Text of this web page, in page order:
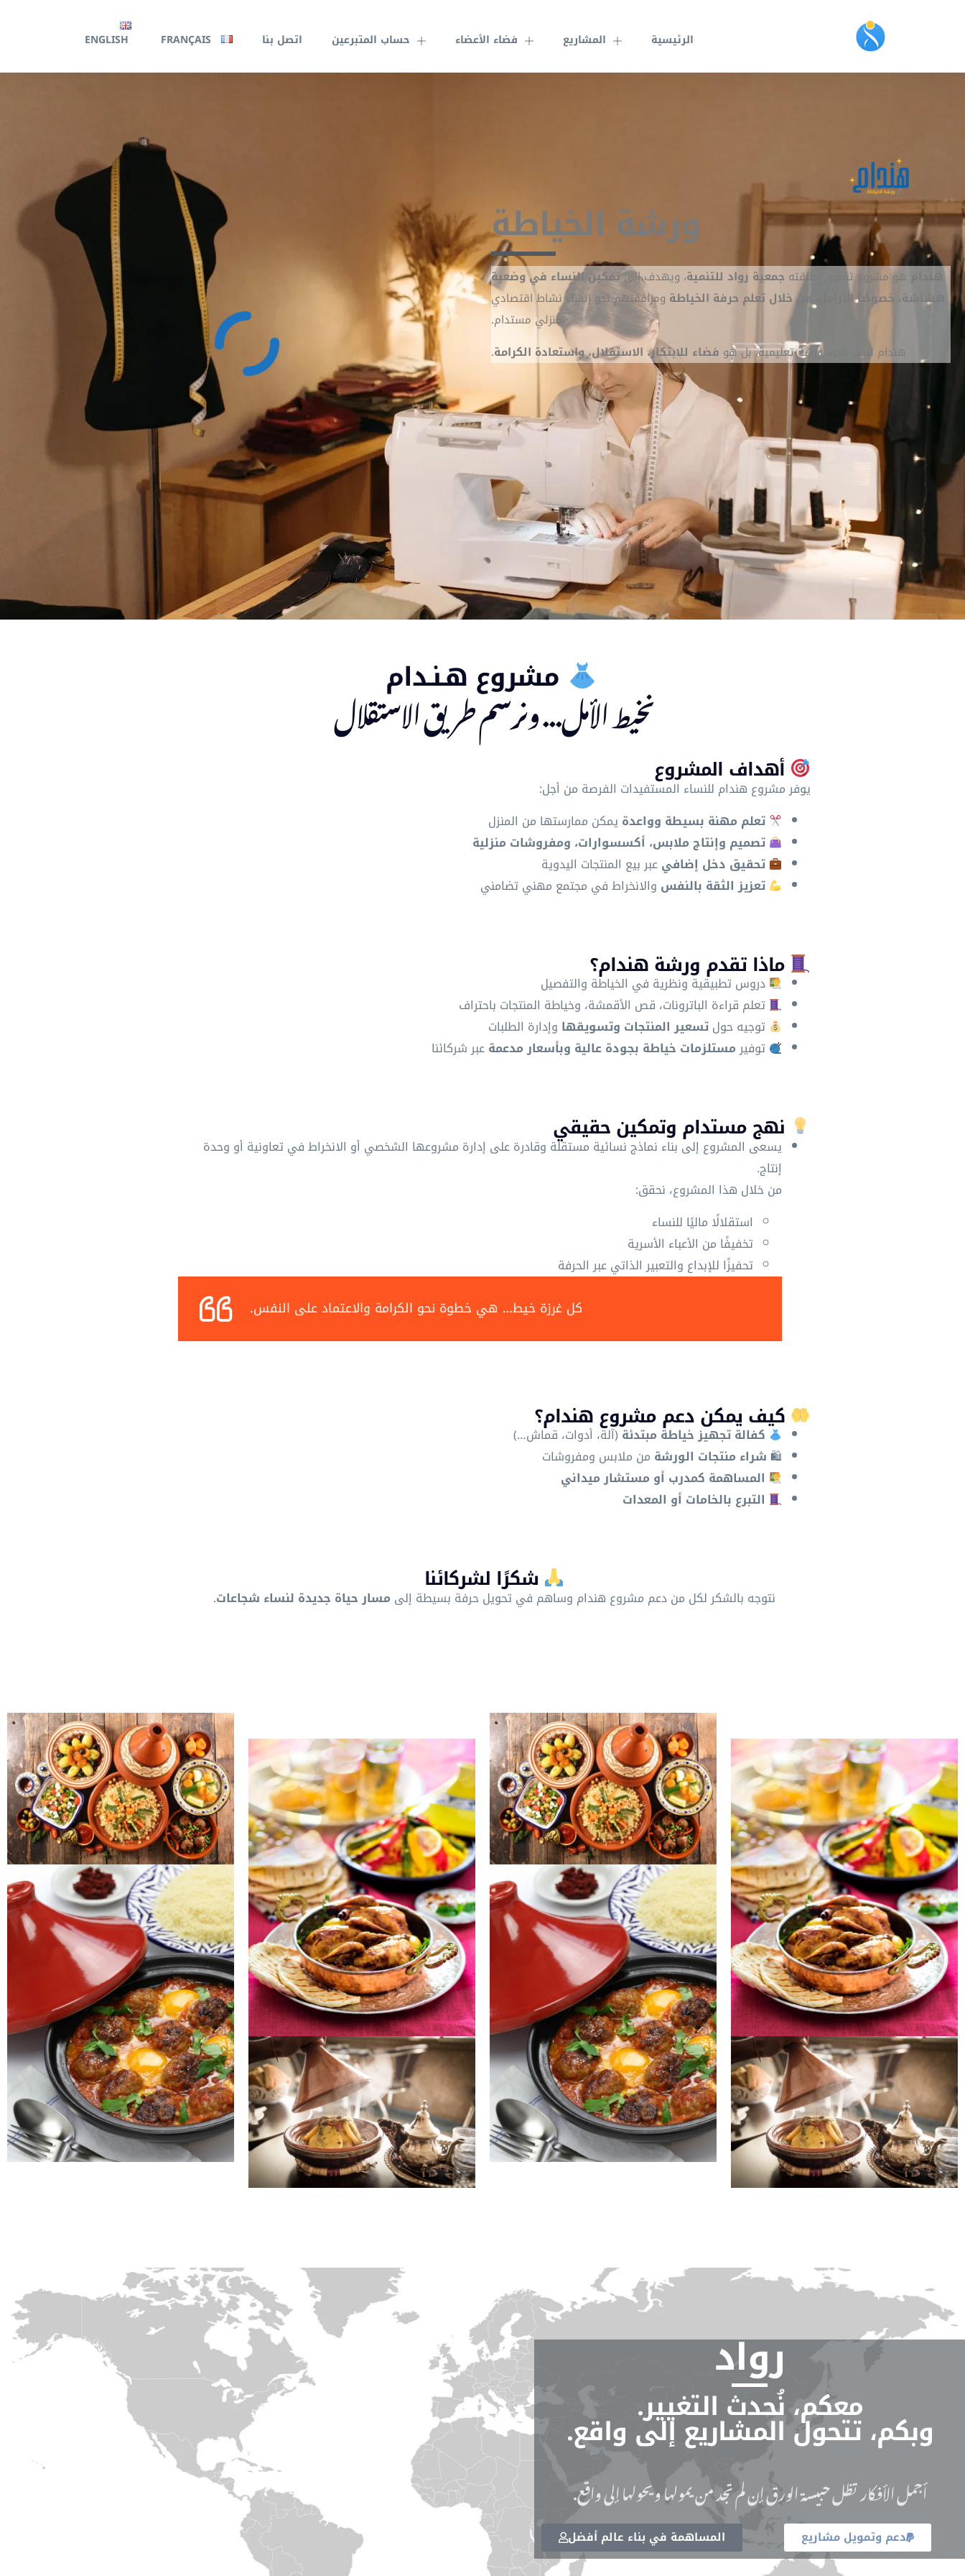
الرئيسية المشاريع فضاء الأعضاء حساب المتبرعين اتصل بنا FRANÇAIS
ENGLISH
ورشة الخياطة
هو مشروع تنموي أطلقته جمعية رواد للتنمية، ويهدف إلىتمكين النساء في وضعية
هشاشة، خصوصًا الأرامل، من خلال تعلم حرفة الخياطة ومرافقتهم نحو إنشاء نشاط اقتصادي
منزلي مستدام.
هندام ليس مجرد ورشة تعليمية، بل هو فضاء للابتكار، الاستقلال، واستعادة الكرامة.
مشروع هـنـدام
نخيط الأمل... ونرسم طريق الاستقلال
أهداف المشروع
يوفر مشروع هندام للنساء المستفيدات الفرصة من أجل:
تعلم مهنة بسيطة وواعدة يمكن ممارستها من المنزل
تصميم وإنتاج ملابس، أكسسوارات، ومفروشات منزلية
تحقيق دخل إضافيعبر بيع المنتجات اليدوية
تعزيز الثقة بالنفس والانخراط في مجتمع مهني تضامني
ماذا تقدم ورشة هندام؟
دروس تطبيقية ونظرية في الخياطة والتفصيل
تعلم قراءة الباترونات، قص الأقمشة، وخياطة المنتجات باحتراف
توجيه حولتسعير المنتجات وتسويقها وإدارة الطلبات
توفيرمستلزمات خياطة بجودة عالية وبأسعار مدعمةعبر شركائنا
نهج مستدام وتمكين حقيقي
يسعى المشروع إلى بناء نماذج نسائية مستقلة وقادرة على إدارة مشروعها الشخصي أو الانخراط في تعاونية أو وحدة
إنتاج.
من خلال هذا المشروع، نحقق:
استقلالًا ماليًا للنساء
تخفيفًا من الأعباء الأسرية
تحفيزًا للإبداع والتعبير الذاتي عبر الحرفة
كل غرزة خيط… هي خطوة نحو الكرامة والاعتماد على النفس.
كيف يمكن دعم مشروع هندام؟
كفالة تجهيز خياطة مبتدئة (آلة، أدوات، قماش…)
🛍شراء منتجات الورشة من ملابس ومفروشات
المساهمة كمدرب أو مستشار ميداني
التبرع بالخامات أو المعدات
شكرًا لشركائنا
نتوجه بالشكر لكل من دعم مشروع هندام وساهم في تحويل حرفة بسيطة إلى مسار حياة جديدة لنساء شجاعات.
رواد
معكم، نُحدث التغيير.
وبكم، تتحول المشاريع إلى واقع.
أجمل الأفكار تظل حبيسة الورق إن لم تجد من يمولها ويحولها إلى واقع.
دعم وتمويل مشاريع المساهمة في بناء عالم أفضل